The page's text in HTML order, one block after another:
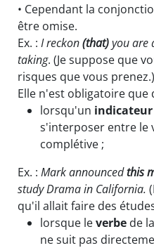
• Cependant la
être omise.
Ex. : I reckon(that)you are
taking. (Je suppose que
risques que vous prenez.)
Elle n'est obligatoire que
lorsqu'un
s'interposer entre le
complétive ;
Ex. : Mark announcedthis
study Drama in California.
qu'il allait faire des
lorsque leverbe de
ne suit pas